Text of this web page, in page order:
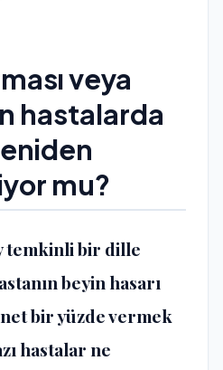
veya
hastalarda
mu?
temkinli bir dille
beyin hasarı
bir yüzde vermek
hastalar ne